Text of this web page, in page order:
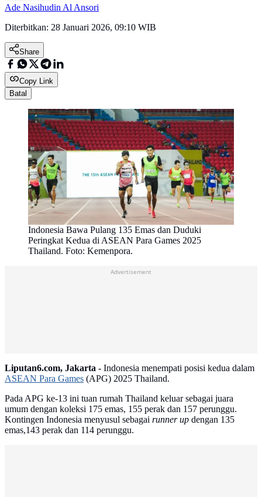
Ade Nasihudin Al Ansori
Diterbitkan: 28 Januari 2026, 09:10 WIB
Share
Copy Link
Batal
Indonesia Bawa Pulang 135 Emas dan Duduki
Peringkat Kedua di ASEAN Para Games 2025
Thailand. Foto: Kemenpora.
Advertisement
Liputan6.com, Jakarta - Indonesia menempati posisi kedua dalam
ASEAN Para Games (APG) 2025 Thailand.
Pada APG ke-13 ini tuan rumah Thailand keluar sebagai juara
umum dengan koleksi 175 emas, 155 perak dan 157 perunggu.
Kontingen Indonesia menyusul sebagai runner up dengan 135
emas,143 perak dan 114 perunggu.